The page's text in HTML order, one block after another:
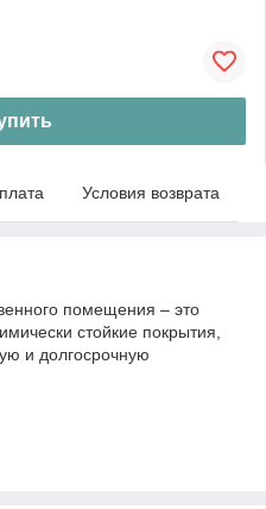
Условия возврата
помещения – это
стойкие покрытия,
и долгосрочную